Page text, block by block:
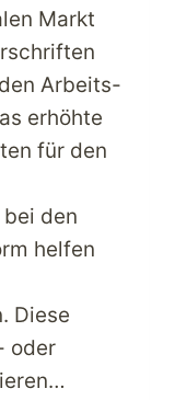
Markt
Arbeits-
erhöhte
für den
den
helfen
Diese
oder